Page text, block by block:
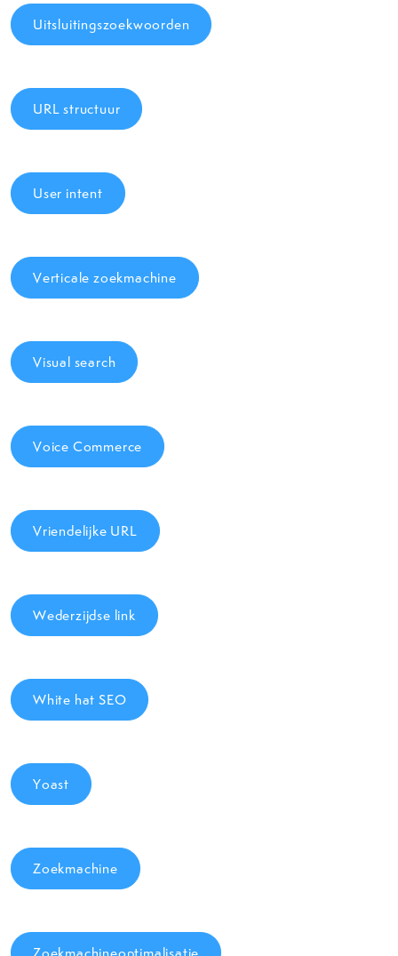
Uitsluitingszoekwoorden
URL structuur
User intent
Verticale zoekmachine
Visual search
Voice Commerce
Vriendelijke URL
Wederzijdse link
White hat SEO
Yoast
Zoekmachine